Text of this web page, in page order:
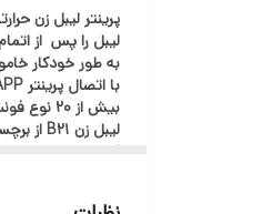
به طور خودکار
بیش از ۲۰ نوع فونت و هزاران ماده تصویری دارد. علاوه بر این، می‌توانید محتوا و مکان برچسب‌ها را تنظیم کنید تا برچسبی ایجاد کنید که تمام نیازهای شما را برآورده کند.
کارخانه‌ها و غیره